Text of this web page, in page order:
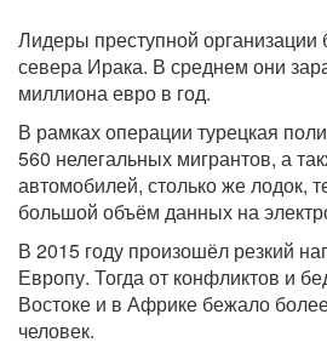
Лидеры преступной
севера Ирака. В среднем они
миллиона евро в год.
В рамках операции турецкая
560 нелегальных мигрантов, а
автомобилей, столько же лодок,
большой объём данных на
В 2015 году произошёл резкий
Европу. Тогда от конфликтов и
Востоке и в Африке бежало
человек.